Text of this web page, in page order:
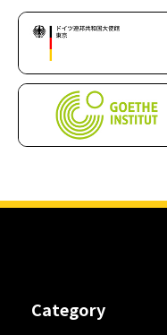
Category